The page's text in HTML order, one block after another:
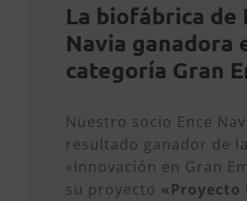
La biofábrica de
Navia ganadora
categoría Gran
Nuestro socio Ence
resultado ganador de
«Innovación en Gran
su proyecto «Proyecto